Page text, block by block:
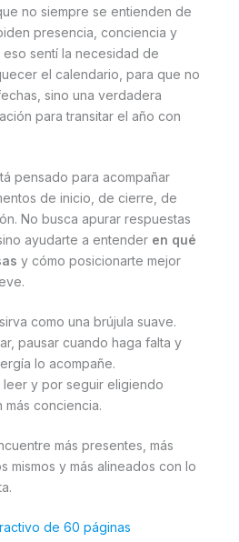
no siempre se entienden de
presencia, conciencia y
eso sentí la necesidad de
el calendario, para que no
sino una verdadera
para transitar el año con
pensado para acompañar
de inicio, de cierre, de
No busca apurar respuestas
ayudarte a entender en qué
y cómo posicionarte mejor
como una brújula suave.
pausar cuando haga falta y
lo acompañe.
leer y por seguir eligiendo
más conciencia.
más presentes, más
mismos y más alineados con lo
de 60 páginas